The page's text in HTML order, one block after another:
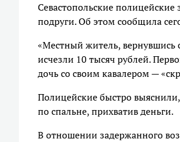
Севастопольские
подруги. Об этом сообщила
«Местный житель, вернувшись
исчезли 10 тысяч рублей.
дочь со своим кавалером —
Полицейские быстро
по спальне, прихватив деньги.
В отношении задержанного